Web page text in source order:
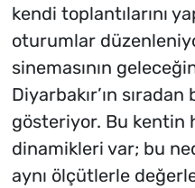
kendi toplantılarını
oturumlar
sinemasının
Diyarbakır’ın sıradan
gösteriyor. Bu kentin
dinamikleri var; bu
aynı ölçütlerle